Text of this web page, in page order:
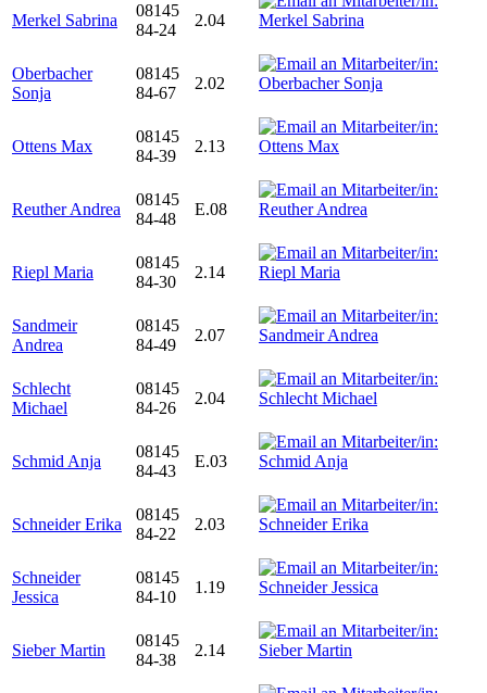
Merkel Sabrina
08145
84-24
2.04
Oberbacher
Sonja
08145
84-67
2.02
Ottens Max
08145
84-39
2.13
Reuther Andrea
08145
84-48
E.08
Riepl Maria
08145
84-30
2.14
Sandmeir
Andrea
08145
84-49
2.07
Schlecht
Michael
08145
84-26
2.04
Schmid Anja
08145
84-43
E.03
Schneider Erika
08145
84-22
2.03
Schneider
Jessica
08145
84-10
1.19
Sieber Martin
08145
84-38
2.14